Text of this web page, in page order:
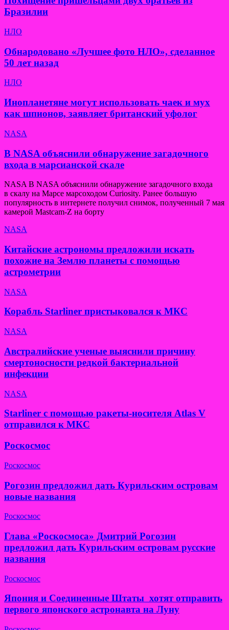
Бразилии
НЛО
Обнародовано «Лучшее фото НЛО», сделанное
50 лет назад
НЛО
Инопланетяне могут использовать чаек и мух
как шпионов, заявляет британский уфолог
NASA
В NASA объяснили обнаружение загадочного
входа в марсианской скале
NASA В NASA объяснили обнаружение загадочного входа
в скалу на Марсе марсоходом Curiosity. Ранее большую
популярность в интернете получил снимок, полученный 7 мая
камерой Mastcam-Z на борту
NASA
Китайские астрономы предложили искать
похожие на Землю планеты с помощью
астрометрии
NASA
Корабль Starliner пристыковался к МКС
NASA
Австралийские ученые выяснили причину
смертоносности редкой бактериальной
инфекции
NASA
Starliner с помощью ракеты-носителя Atlas V
отправился к МКС
Роскосмос
Роскосмос
Рогозин предложил дать Курильским островам
новые названия
Роскосмос
Глава «Роскосмоса» Дмитрий Рогозин
предложил дать Курильским островам русские
названия
Роскосмос
Япония и Соединенные Штаты хотят отправить
первого японского астронавта на Луну